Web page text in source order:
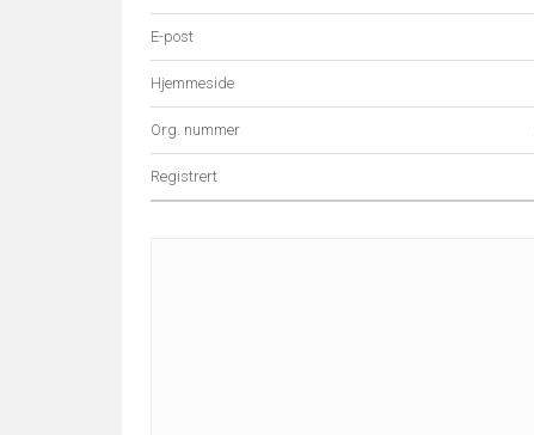
E-post
Hjemmeside
Org. nummer
Registrert